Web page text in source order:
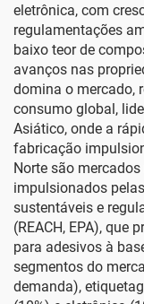
eletrônica, com
regulamentações
baixo teor de
avanços nas
domina o mercado,
consumo global,
Asiático, onde a
fabricação
Norte são
impulsionados
sustentáveis e
(REACH, EPA), que
para adesivos à
segmentos do
demanda),